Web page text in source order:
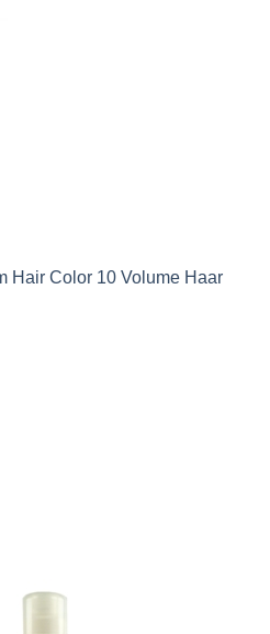
Hair Color 10 Volume Haar